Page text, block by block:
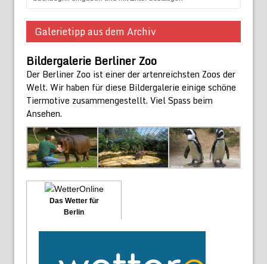
Galerietipp aus dem Archiv
Bildergalerie Berliner Zoo
Der Berliner Zoo ist einer der artenreichsten Zoos der
Welt. Wir haben für diese Bildergalerie einige schöne
Tiermotive zusammengestellt. Viel Spass beim
Ansehen.
Das Wetter für
Berlin